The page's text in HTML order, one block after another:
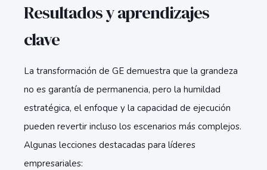
Resultados y aprendizajes
clave
La transformación de GE demuestra que la grandeza
no es garantía de permanencia, pero la humildad
estratégica, el enfoque y la capacidad de ejecución
pueden revertir incluso los escenarios más complejos.
Algunas lecciones destacadas para líderes
empresariales: